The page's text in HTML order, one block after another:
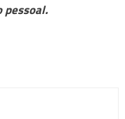
pessoal.